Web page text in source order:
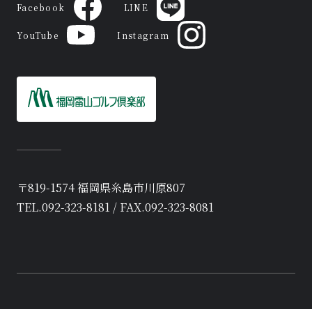
〒819-1574 福岡県糸島市川原807
TEL.092-323-8181 / FAX.092-323-8081
Facebook LINE
YouTube Instagram